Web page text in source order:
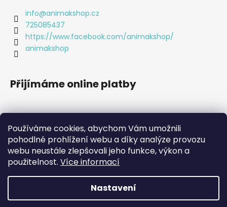
Používáme cookies, abychom Vám umožnili
pohodlné prohlížení webu a díky analýze provozu
webu neustále zlepšovali jeho funkce, výkon a
použitelnost. Více informací
Nastavení
info@animakshop.cz
725085437
https://www.facebook.com/animakshop/
animakshop
Přijímáme online platby